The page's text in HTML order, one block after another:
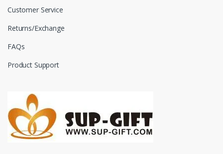
Customer Service
Returns/Exchange
FAQs
Product Support